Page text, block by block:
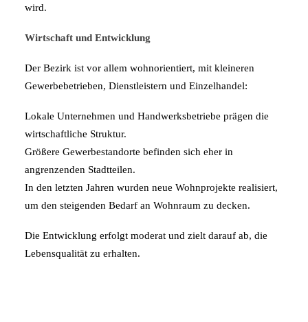
wird.
Wirtschaft und Entwicklung
Der Bezirk ist vor allem wohnorientiert, mit kleineren
Gewerbebetrieben, Dienstleistern und Einzelhandel:
Lokale Unternehmen und Handwerksbetriebe prägen die
wirtschaftliche Struktur.
Größere Gewerbestandorte befinden sich eher in
angrenzenden Stadtteilen.
In den letzten Jahren wurden neue Wohnprojekte realisiert,
um den steigenden Bedarf an Wohnraum zu decken.
Die Entwicklung erfolgt moderat und zielt darauf ab, die
Lebensqualität zu erhalten.